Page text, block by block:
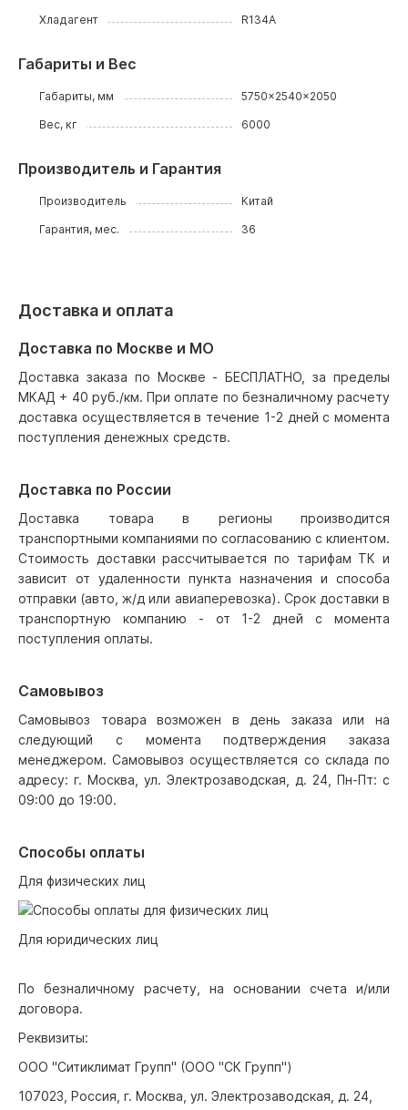
Хладагент R134A
Габариты и Вес
Габариты, мм 5750x2540x2050
Вес, кг 6000
Производитель и Гарантия
Производитель Китай
Гарантия, мес. 36
Доставка и оплата
Доставка по Москве и МО
Доставка заказа по Москве - БЕСПЛАТНО, за пределы
МКАД + 40 руб./км. При оплате по безналичному расчету
доставка осуществляется в течение 1-2 дней с момента
поступления денежных средств.
Доставка по России
Доставка товара в регионы производится
транспортными компаниями по согласованию с клиентом.
Стоимость доставки рассчитывается по тарифам ТК и
зависит от удаленности пункта назначения и способа
отправки (авто, ж/д или авиаперевозка). Срок доставки в
транспортную компанию - от 1-2 дней с момента
поступления оплаты.
Самовывоз
Самовывоз товара возможен в день заказа или на
следующий с момента подтверждения заказа
менеджером. Самовывоз осуществляется со склада по
адресу: г. Москва, ул. Электрозаводская, д. 24, Пн-Пт: с
09:00 до 19:00.
Способы оплаты
Для физических лиц
Для юридических лиц
По безналичному расчету, на основании счета и/или
договора.
Реквизиты:
ООО "Ситиклимат Групп" (ООО "СК Групп")
107023, Россия, г. Москва, ул. Электрозаводская, д. 24,